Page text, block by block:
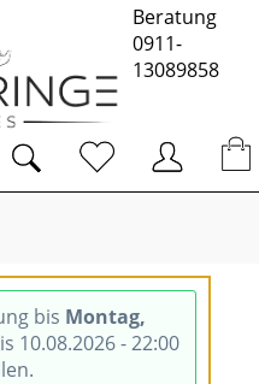
Beratung
0911-
13089858
bis Montag,
10.08.2026 - 22:00